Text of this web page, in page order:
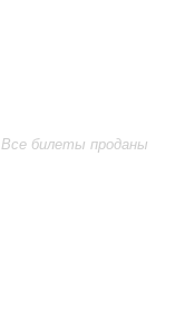
Все билеты проданы